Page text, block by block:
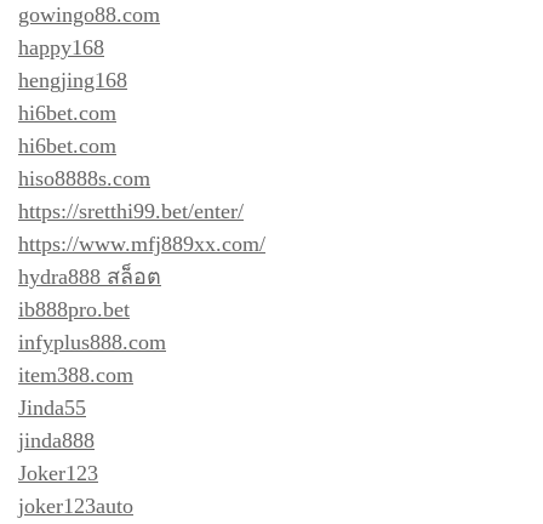
gowingo88.com
happy168
hengjing168
hi6bet.com
hi6bet.com
hiso8888s.com
https://sretthi99.bet/enter/
https://www.mfj889xx.com/
hydra888 สล็อต
ib888pro.bet
infyplus888.com
item388.com
Jinda55
jinda888
Joker123
joker123auto